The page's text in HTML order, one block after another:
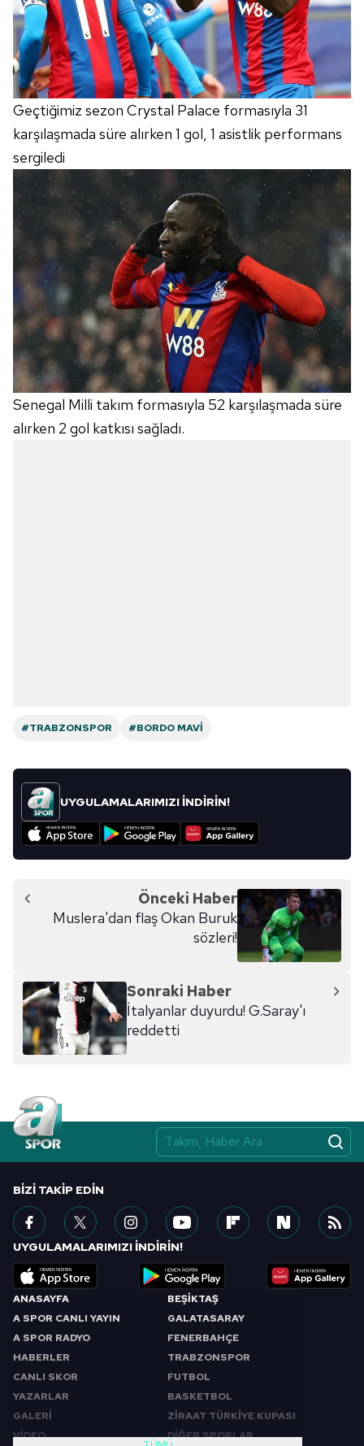
Geçtiğimiz sezon Crystal Palace formasıyla 31
karşılaşmada süre alırken 1 gol, 1 asistlik performans
sergiledi
Senegal Milli takım formasıyla 52 karşılaşmada süre
alırken 2 gol katkısı sağladı.
#TRABZONSPOR #BORDO MAVI
UYGULAMALARIMIZI İNDİRİN!
Önceki Haber
Muslera'dan flaş Okan Buruk
sözleri!
Sonraki Haber
İtalyanlar duyurdu! G.Saray'ı
reddetti
ANASAYFA
A SPOR CANLI YAYIN
A SPOR RADYO
HABERLER
CANLI SKOR
YAZARLAR
GALERİ
VİDEO
BEŞİKTAŞ
GALATASARAY
FENERBAHÇE
TRABZONSPOR
FUTBOL
BASKETBOL
ZİRAAT TÜRKİYE KUPASI
DİĞER SPORLAR
BIZI TAKIP EDIN
UYGULAMALARIMIZI İNDİRİN!